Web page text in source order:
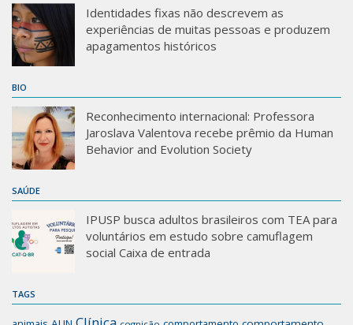
Identidades fixas não descrevem as
experiências de muitas pessoas e produzem
apagamentos históricos
BIO
Reconhecimento internacional: Professora
Jaroslava Valentova recebe prêmio da Human
Behavior and Evolution Society
SAÚDE
IPUSP busca adultos brasileiros com TEA para
voluntários em estudo sobre camuflagem
social Caixa de entrada
TAGS